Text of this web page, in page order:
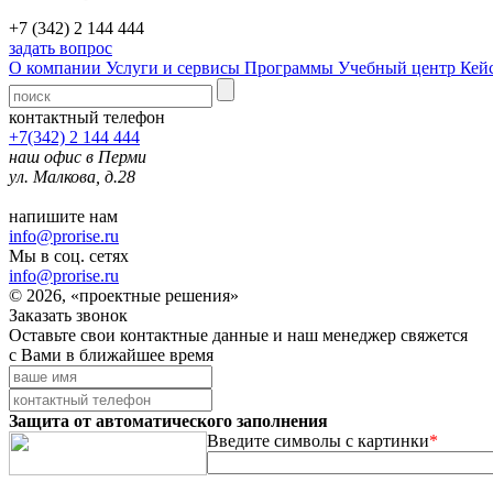
+7 (342) 2 144 444
задать вопрос
О компании Услуги и сервисы Программы Учебный центр
контактный телефон
+7(342) 2 144 444
наш офис в Перми
ул. Малкова, д.28
напишите нам
info@prorise.ru
Мы в соц. сетях
info@prorise.ru
© 2026, «проектные решения»
Заказать звонок
Оставьте свои контактные данные и наш менеджер свяжется
с Вами в ближайшее время
Защита от автоматического заполнения
Введите символы с картинки*